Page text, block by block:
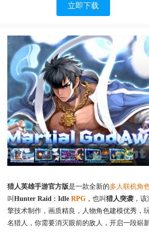
立即下载
猎人英雄手游官方版是一款全新的多人联机角
叫 Hunter Raid : Idle RPG ，也叫 猎人突袭，该
擎技术制作，画质精良，人物角色建模优秀，
名猎人，你需要消灭眼前的敌人，开启一段崭